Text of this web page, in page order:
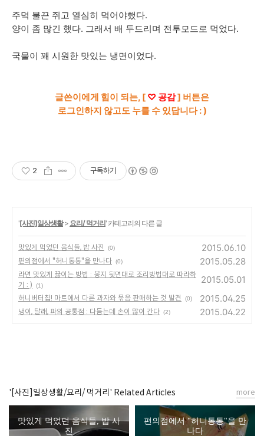
주먹 불끈 쥐고 열심히 먹어야했다.
양이 좀 많긴 했다. 그래서 배 두드리며 전투모드로 먹었다.
국물이 꽤 시원한 맛있는 냉면이었다.
글쓴이에게 힘이 되는, [ ♡ 공감] 버튼은
로그인하지 않고도 누를 수 있답니다 : )
2 구독하기
'[사진]일상생활> 요리/ 먹거리' 카테고리의 다른 글
맛있게 먹었던 음식들, 밥 사진 (0) 2015.06.10
편의점에서 "허니통통"을 만나다 (0) 2015.05.28
라면 맛있게 끓이는 방법 : 봉지 뒷면대로 조리방법대로 따라하
기 : )
(1)
2015.05.01
허니버터칩! 마트에서 다른 과자와 묶음 판매하는 것 발견 (0) 2015.04.25
냉이, 달래, 파의 공통점 : 다듬는데 손이 많이 간다 (2) 2015.04.22
'[사진]일상생활/요리/ 먹거리' Related Articles
맛있게 먹었던 음식들, 밥 사
진
편의점에서 "허니통통"을 만
나다
more